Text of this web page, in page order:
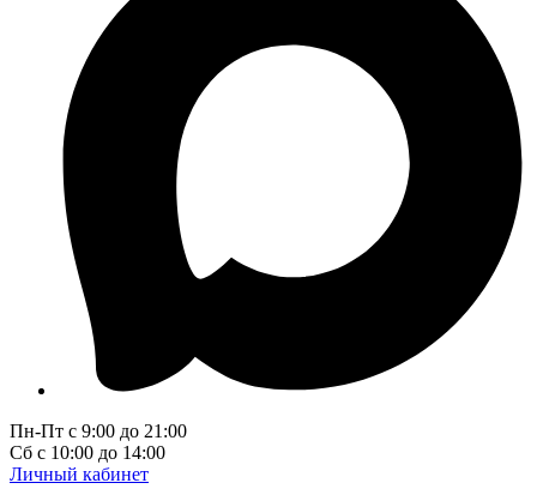
Пн-Пт с 9:00 до 21:00
Сб с 10:00 до 14:00
Личный кабинет